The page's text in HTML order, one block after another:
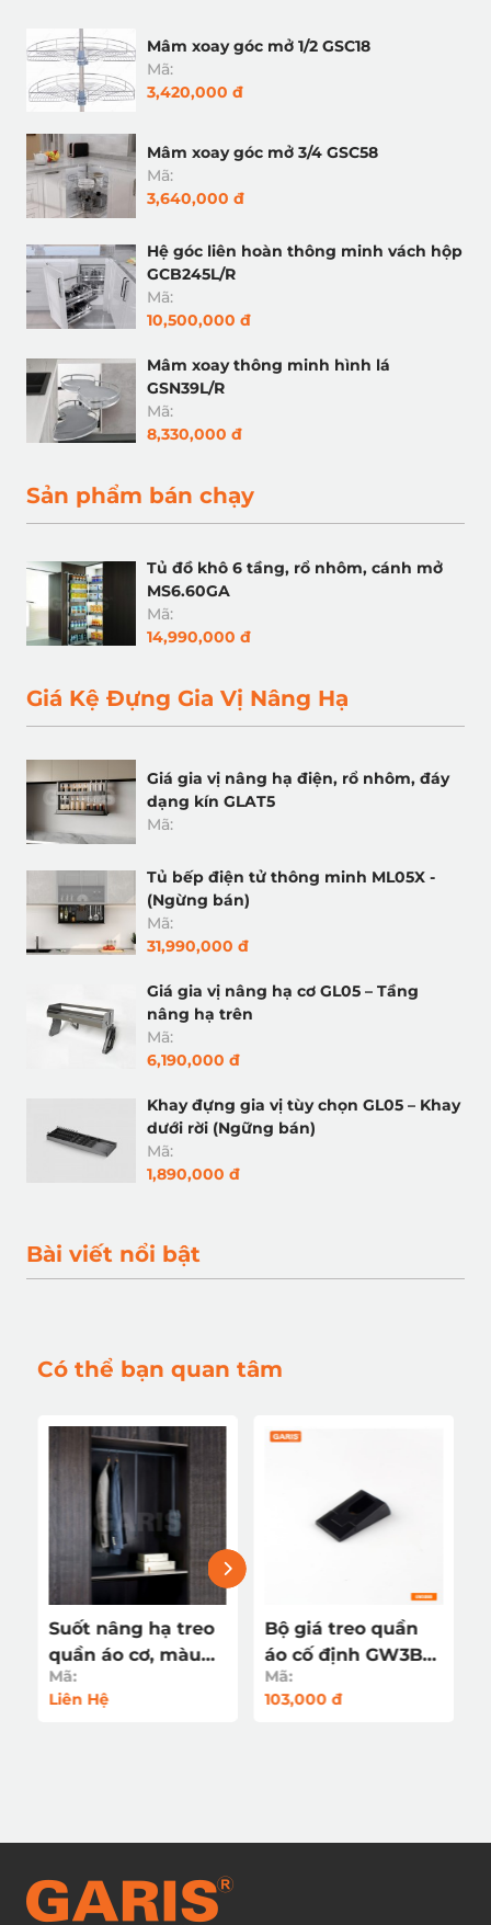
Mâm xoay góc mở 1/2 GSC18
Mã:
3,420,000 đ
Mâm xoay góc mở 3/4 GSC58
Mã:
3,640,000 đ
Hệ góc liên hoàn thông minh vách hộp
GCB245L/R
Mã:
10,500,000 đ
Mâm xoay thông minh hình lá
GSN39L/R
Mã:
8,330,000 đ
Sản phẩm bán chạy
Tủ đồ khô 6 tầng, rổ nhôm, cánh mở
MS6.60GA
Mã:
14,990,000 đ
Giá Kệ Đựng Gia Vị Nâng Hạ
Giá gia vị nâng hạ điện, rổ nhôm, đáy
dạng kín GLAT5
Mã:
Tủ bếp điện tử thông minh ML05X -
(Ngừng bán)
Mã:
31,990,000 đ
Giá gia vị nâng hạ cơ GL05 – Tầng
nâng hạ trên
Mã:
6,190,000 đ
Khay đựng gia vị tùy chọn GL05 – Khay
dưới rời (Ngững bán)
Mã:
1,890,000 đ
Bài viết nổi bật
Có thể bạn quan tâm
Suốt nâng hạ treo
quần áo cơ, màu
xám xanh GWE34
Mã:
Liên Hệ
Bộ giá treo quần
áo cố định GW3BB
(màu đen)
Mã:
103,000 đ